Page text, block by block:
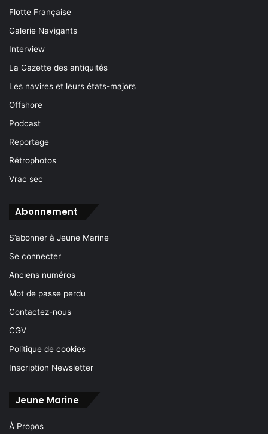
Flotte Française
Galerie Navigants
Interview
La Gazette des antiquités
Les navires et leurs états-majors
Offshore
Podcast
Reportage
Rétrophotos
Vrac sec
Abonnement
S’abonner à Jeune Marine
Se connecter
Anciens numéros
Mot de passe perdu
Contactez-nous
CGV
Politique de cookies
Inscription Newsletter
Jeune Marine
À Propos